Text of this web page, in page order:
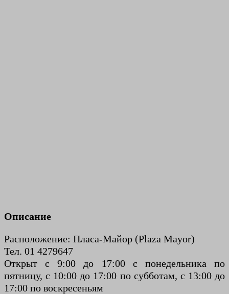
Описание
Расположение: Пласа-Майор (Plaza Mayor)
Тел. 01 4279647
Открыт с 9:00 до 17:00 с понедельника по
пятницу, с 10:00 до 17:00 по субботам, с 13:00 до
17:00 по воскресеньям